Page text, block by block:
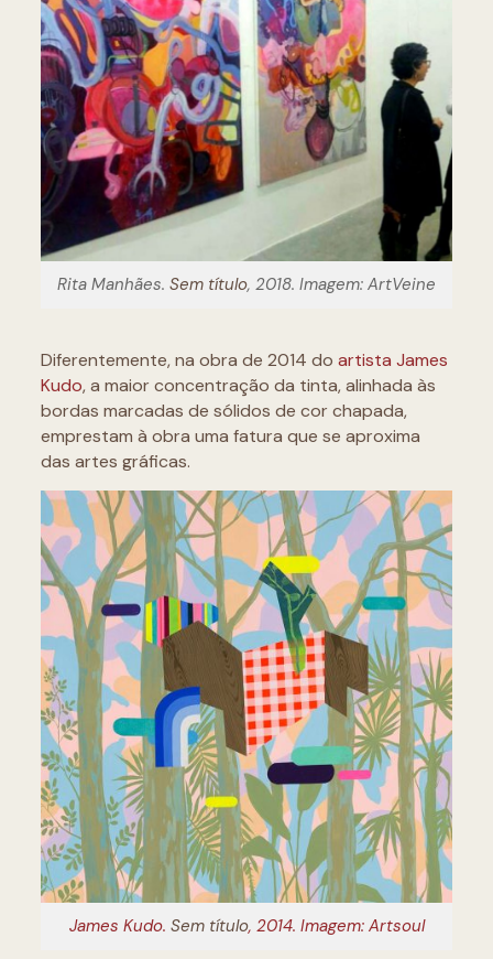
Rita Manhães. Sem título, 2018. Imagem: ArtVeine
Diferentemente, na obra de 2014 do artista James
Kudo, a maior concentração da tinta, alinhada às
bordas marcadas de sólidos de cor chapada,
emprestam à obra uma fatura que se aproxima
das artes gráficas.
James Kudo. Sem título, 2014. Imagem: Artsoul